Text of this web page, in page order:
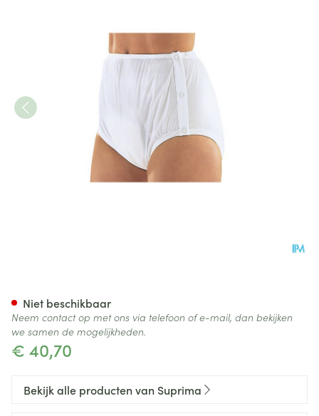
€ 40,70
Niet beschikbaar
Neem contact op met ons via telefoon of e-mail, dan bekijken
we samen de mogelijkheden.
Bekijk alle producten van Suprima